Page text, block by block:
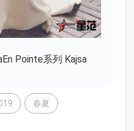
Pointe系列 Kajsa
春夏